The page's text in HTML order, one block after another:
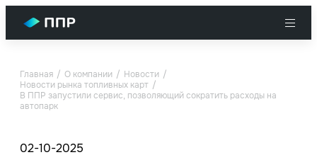
Главная О компании
Новости
Новости рынка топливных карт
В ППР запустили сервис, позволяющий сократить расходы на
автопарк
02-10-2025